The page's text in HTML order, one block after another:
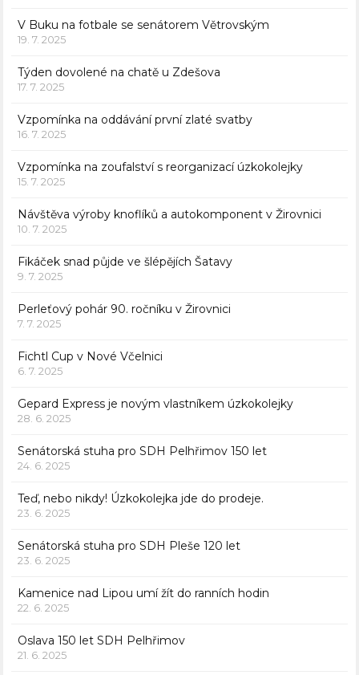
V Buku na fotbale se senátorem Větrovským
19. 7. 2025
Týden dovolené na chatě u Zdešova
17. 7. 2025
Vzpomínka na oddávání první zlaté svatby
16. 7. 2025
Vzpomínka na zoufalství s reorganizací úzkokolejky
15. 7. 2025
Návštěva výroby knoflíků a autokomponent v Žirovnici
10. 7. 2025
Fikáček snad půjde ve šlépějích Šatavy
9. 7. 2025
Perleťový pohár 90. ročníku v Žirovnici
7. 7. 2025
Fichtl Cup v Nové Včelnici
6. 7. 2025
Gepard Express je novým vlastníkem úzkokolejky
28. 6. 2025
Senátorská stuha pro SDH Pelhřimov 150 let
24. 6. 2025
Teď, nebo nikdy! Úzkokolejka jde do prodeje.
23. 6. 2025
Senátorská stuha pro SDH Pleše 120 let
23. 6. 2025
Kamenice nad Lipou umí žít do ranních hodin
22. 6. 2025
Oslava 150 let SDH Pelhřimov
21. 6. 2025